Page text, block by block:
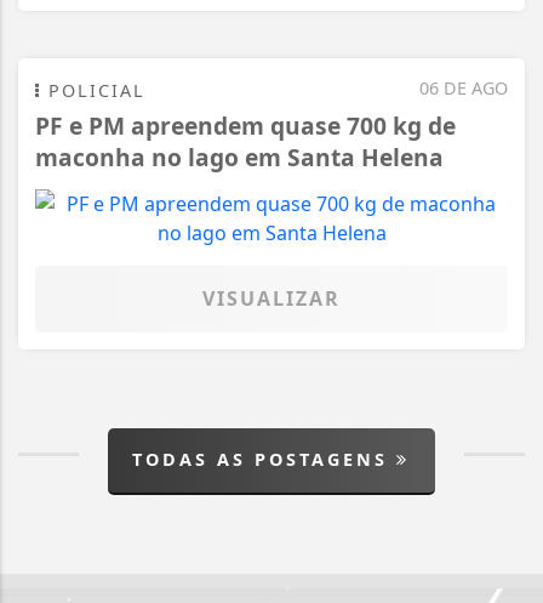
06 DE AGO
POLICIAL
PF e PM apreendem quase 700 kg de
maconha no lago em Santa Helena
VISUALIZAR
TODAS AS POSTAGENS